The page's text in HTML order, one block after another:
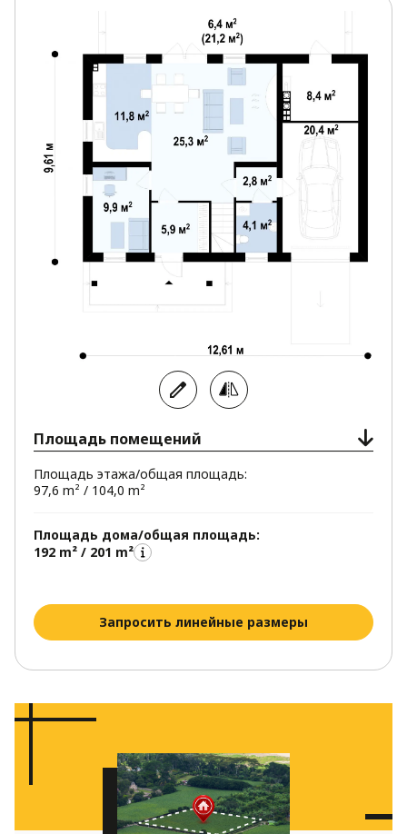
Прямой переход из гаража в дом обеспечит
быструю распаковку вещей из машины.
Дополнительная комната на первом этаже
сделает ежедневный быт более удобным и
функциональным.
Одна из спален мансарды имеет собственную
гардеробную и выход на балкон.
Дополнительное помещение на мансарде
можно использовать в качестве еще одной
кладовой или общей гардеробной.
Простой традиционный стиль дома привлечет
внимание любителей классической
Площадь помещений
Площадь этажа/общая площадь:
97,6 m² / 104,0 m²
Площадь дома/общая площадь:
192 m² / 201 m²
Запросить линейные размеры